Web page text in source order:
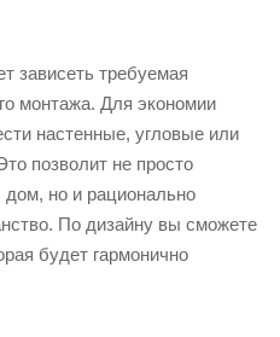
зависеть требуемая
монтажа. Для экономии
настенные, угловые или
позволит не просто
но и рационально
По дизайну вы сможете
будет гармонично